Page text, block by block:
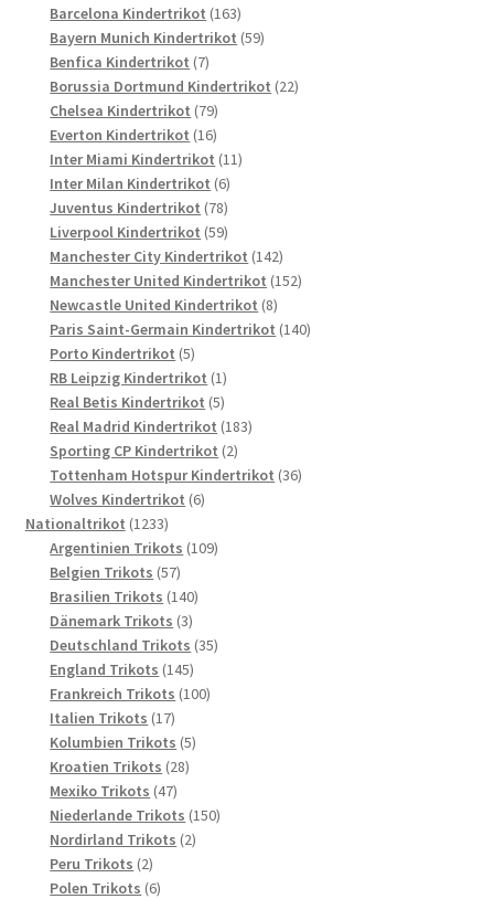
Barcelona Kindertrikot 163163
Produkte
Bayern Munich Kindertrikot 5959
Benfica Kindertrikot 77
Produkte
Borussia Dortmund Kindertrikot 2222
Chelsea Kindertrikot 7979
Produkte
Everton Kindertrikot 1616
Produkte
Inter Miami Kindertrikot 1111
Inter Milan Kindertrikot 66
Produkte
Juventus Kindertrikot 7878
Produkte
Liverpool Kindertrikot 5959
Produkte
Manchester City Kindertrikot 142142
Produkte
Manchester United Kindertrikot 152152
Newcastle United Kindertrikot 88
Produkte
Paris Saint-Germain Kindertrikot 140140
Porto Kindertrikot 55
Produkte
RB Leipzig Kindertrikot 11
Produkt
Real Betis Kindertrikot 55
Produkte
Real Madrid Kindertrikot 183183
Sporting CP Kindertrikot 22
Produkte
Tottenham Hotspur Kindertrikot 3636
Wolves Kindertrikot 66
Nationaltrikot 12331233
Produkte
Argentinien Trikots 109109
Belgien Trikots 5757
Produkte
Brasilien Trikots 140140
Dänemark Trikots 33
Produkte
Deutschland Trikots 3535
England Trikots 145145
Produkte
Frankreich Trikots 100100
Italien Trikots 1717
Produkte
Kolumbien Trikots 55
Kroatien Trikots 2828
Mexiko Trikots 4747
Produkte
Niederlande Trikots 150150
Nordirland Trikots 22
Peru Trikots 22
Produkte
Polen Trikots 66